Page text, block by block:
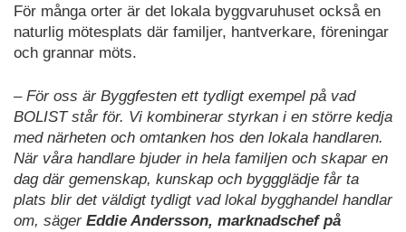
För många orter är det lokala byggvaruhuset också en
naturlig mötesplats där familjer, hantverkare, föreningar
och grannar möts.
– För oss är Byggfesten ett tydligt exempel på vad
BOLIST står för. Vi kombinerar styrkan i en större kedja
med närheten och omtanken hos den lokala handlaren.
När våra handlare bjuder in hela familjen och skapar en
dag där gemenskap, kunskap och byggglädje får ta
plats blir det väldigt tydligt vad lokal bygghandel handlar
om, sägerEddie Andersson, marknadschef på